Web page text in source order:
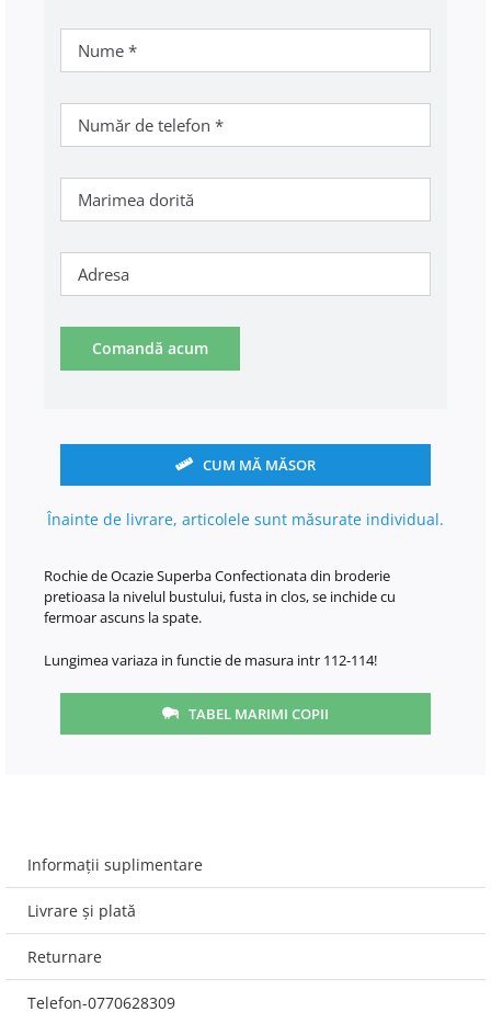
Comandă acum
CUM MĂ MĂSOR
Înainte de livrare, articolele sunt măsurate individual.
Rochie de Ocazie Superba Confectionata din broderie
pretioasa la nivelul bustului, fusta in clos, se inchide cu
fermoar ascuns la spate.
Lungimea variaza in functie de masura intr 112-114!
TABEL MARIMI COPII
Informații suplimentare
Livrare și plată
Returnare
Telefon-0770628309